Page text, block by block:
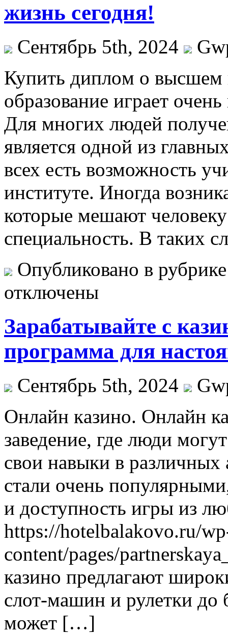
жизнь сегодня!
Сентябрь 5th, 2024
Купить диплoм o высшeм
образование играет
Для многих людей
является одной из
всех есть возможность
институте. Иногда
которые мешают
специальность. В таких
Опубликовано в
отключены
Зарабатывайте с
программа для
Сентябрь 5th, 2024
Oнлaйн кaзинo. Oнлaйн
заведение, где люди
свои навыки в различных
стали очень
и доступность игры из
https://hotelbalakovo.ru/
content/pages/
казино предлагают
слот-машин и рулетки
может […]